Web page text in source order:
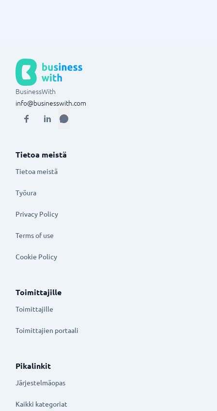
BusinessWith
info@businesswith.com
Tietoa meistä
Tietoa meistä
Työura
Privacy Policy
Terms of use
Cookie Policy
Toimittajille
Toimittajille
Toimittajien portaali
Pikalinkit
Järjestelmäopas
Kaikki kategoriat